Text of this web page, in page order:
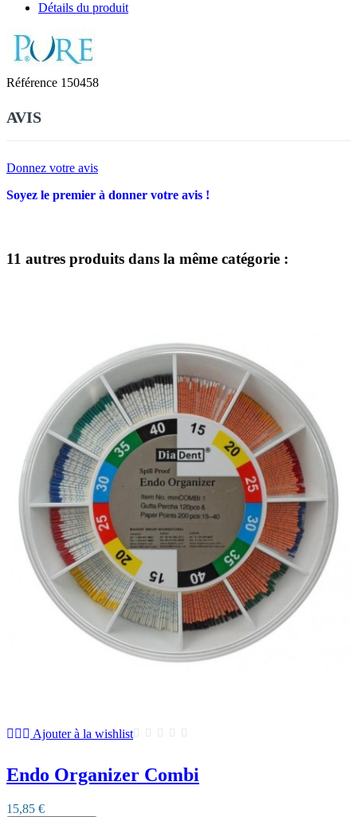
Détails du produit
Référence 150458
AVIS
Donnez votre avis
Soyez le premier à donner votre avis !
11 autres produits dans la même catégorie :
Ajouter à la wishlist
Endo Organizer Combi
15,85 €